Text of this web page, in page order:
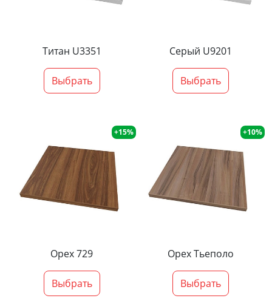
Титан U3351
Выбрать
Серый U9201
Выбрать
+15%
Орех 729
Выбрать
+10%
Орех Тьеполо
Выбрать